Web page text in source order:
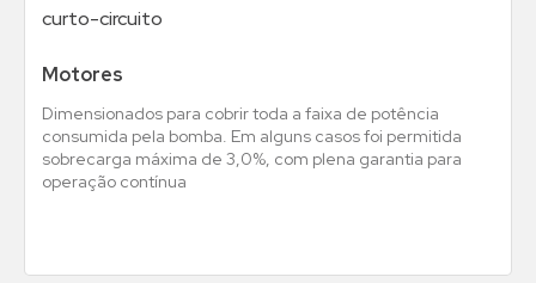
curto-circuito
Motores
Dimensionados para cobrir toda a faixa de potência
consumida pela bomba. Em alguns casos foi permitida
sobrecarga máxima de 3,0%, com plena garantia para
operação contínua